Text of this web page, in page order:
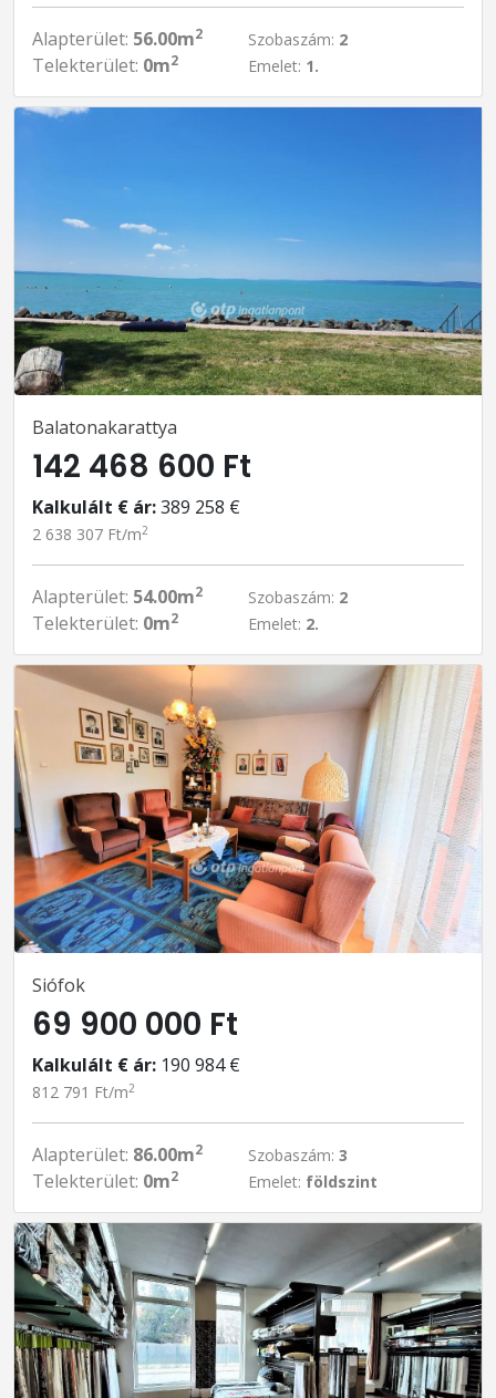
Alapterület: 56.00m2
Telekterület: 0m2
Szobaszám: 2
Emelet: 1.
Balatonakarattya
142 468 600 Ft
Kalkulált € ár:389 258 €
2 638 307 Ft/m2
Alapterület: 54.00m2
Telekterület: 0m2
Szobaszám: 2
Emelet: 2.
Siófok
69 900 000 Ft
Kalkulált € ár: 190 984 €
812 791 Ft/m2
Alapterület: 86.00m2
Telekterület: 0m2
Szobaszám: 3
Emelet: földszint